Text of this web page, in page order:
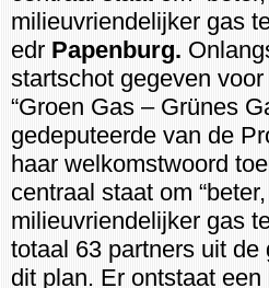
milieuvriendelijker gas
edr Papenburg.
startschot gegeven
“Groen Gas – Grünes
gedeputeerde van de
haar welkomstwoord
centraal staat om
milieuvriendelijker gas
totaal 63 partners uit
dit plan. Er ontstaat